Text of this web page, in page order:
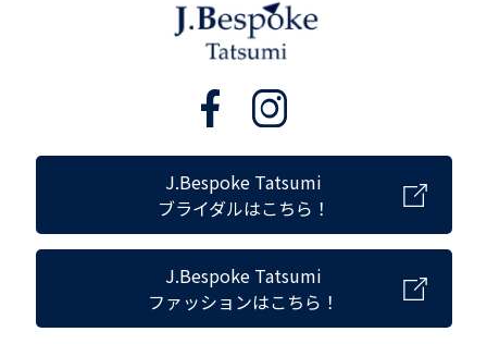
J.Bespoke Tatsumi
ブライダルはこちら！
J.Bespoke Tatsumi
ファッションはこちら！